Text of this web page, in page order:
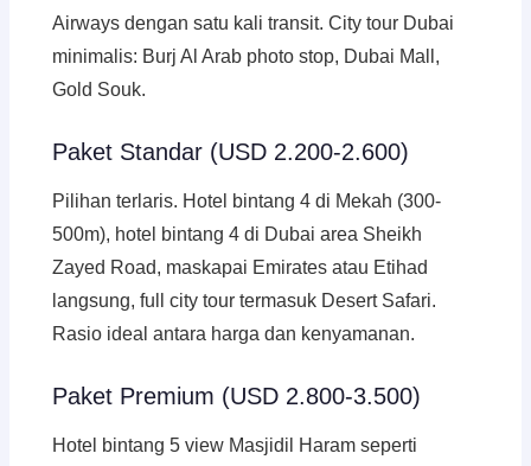
Airways dengan satu kali transit. City tour Dubai
minimalis: Burj Al Arab photo stop, Dubai Mall,
Gold Souk.
Paket Standar (USD 2.200-2.600)
Pilihan terlaris. Hotel bintang 4 di Mekah (300-
500m), hotel bintang 4 di Dubai area Sheikh
Zayed Road, maskapai Emirates atau Etihad
langsung, full city tour termasuk Desert Safari.
Rasio ideal antara harga dan kenyamanan.
Paket Premium (USD 2.800-3.500)
Hotel bintang 5 view Masjidil Haram seperti